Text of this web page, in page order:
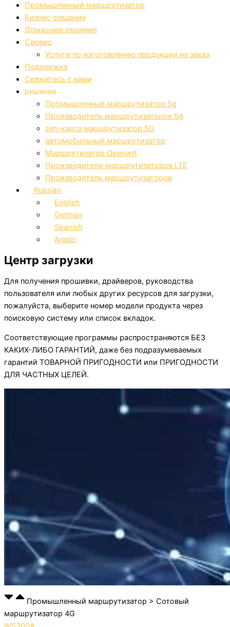
Промышленный маршрутизатор
Бизнес-решение
Домашнее решение
Сервис
Услуги по изготовлению продукции на заказ
Поддержка
Свяжитесь с нами
решение
Промышленный маршрутизатор 5g
Производитель маршрутизаторов 5g
sim-карта маршрутизатор 5G
автомобильный маршрутизатор
Маршрутизатор Openwrt
Производители маршрутизаторов LTE
Производитель маршрутизаторов
Russian
English
German
Spanish
Arabic
Центр загрузки
Для получения прошивки, драйверов, руководства
пользователя или любых других ресурсов для загрузки,
пожалуйста, выберите номер модели продукта через
поисковую систему или список вкладок.
Соответствующие программы распространяются БЕЗ
КАКИХ-ЛИБО ГАРАНТИЙ, даже без подразумеваемых
гарантий ТОВАРНОЙ ПРИГОДНОСТИ или ПРИГОДНОСТИ
ДЛЯ ЧАСТНЫХ ЦЕЛЕЙ.
Промышленный маршрутизатор > Сотовый
маршрутизатор 4G